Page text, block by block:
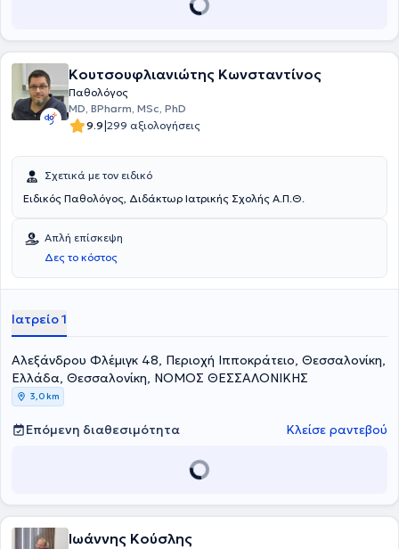
Κουτσουφλιανιώτης Κωνσταντίνος
Παθολόγος
MD, BPharm, MSc, PhD
9.9|299 αξιολογήσεις
Σχετικά με τον ειδικό
Ειδικός Παθολόγος, Διδάκτωρ Ιατρικής Σχολής Α.Π.Θ.
Απλή επίσκεψη
Δες το κόστος
Ιατρείο 1
Αλεξάνδρου Φλέμιγκ 48, Περιοχή Ιπποκράτειο, Θεσσαλονίκη,
Ελλάδα, Θεσσαλονίκη, ΝΟΜΟΣ ΘΕΣΣΑΛΟΝΙΚΗΣ
3,0 km
Επόμενη διαθεσιμότητα Κλείσε ραντεβού
Ιωάννης Κούσλης